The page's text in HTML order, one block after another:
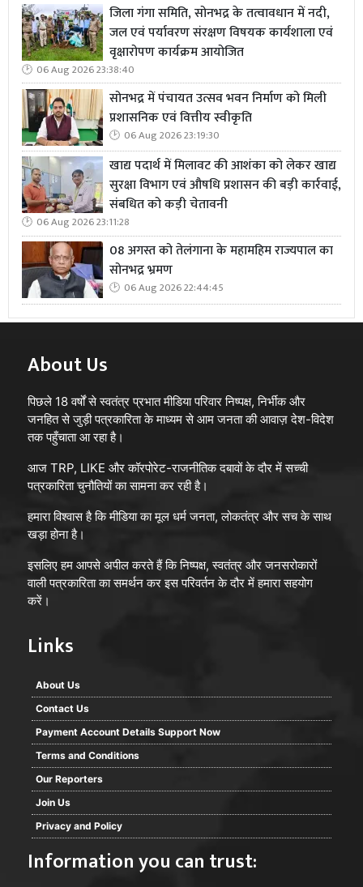
जिला गंगा समिति, सोनभद्र के तत्वावधान में नदी,
जल एवं पर्यावरण संरक्षण विषयक कार्यशाला एवं
वृक्षारोपण कार्यक्रम आयोजित
06 Aug 2026 23:38:40
सोनभद्र में पंचायत उत्सव भवन निर्माण को मिली
प्रशासनिक एवं वित्तीय स्वीकृति
06 Aug 2026 23:19:30
खाद्य पदार्थ में मिलावट की आशंका को लेकर खाद्य
सुरक्षा विभाग एवं औषधि प्रशासन की बड़ी कार्रवाई,
संबधित को कड़ी चेतावनी
06 Aug 2026 23:11:28
08 अगस्त को तेलंगाना के महामहिम राज्यपाल का
सोनभद्र भ्रमण
06 Aug 2026 22:44:45
About Us
पिछले 18 वर्षों से स्वतंत्र प्रभात मीडिया परिवार निष्पक्ष, निर्भीक और
जनहित से जुड़ी पत्रकारिता के माध्यम से आम जनता की आवाज़ देश-विदेश
तक पहुँचाता आ रहा है।
आज TRP, LIKE और कॉरपोरेट-राजनीतिक दबावों के दौर में सच्ची
पत्रकारिता चुनौतियों का सामना कर रही है।
हमारा विश्वास है कि मीडिया का मूल धर्म जनता, लोकतंत्र और सच के साथ
खड़ा होना है।
इसलिए हम आपसे अपील करते हैं कि निष्पक्ष, स्वतंत्र और जनसरोकारों
वाली पत्रकारिता का समर्थन कर इस परिवर्तन के दौर में हमारा सहयोग
करें।
Links
About Us
Contact Us
Payment Account Details Support Now
Terms and Conditions
Our Reporters
Join Us
Privacy and Policy
Information you can trust: